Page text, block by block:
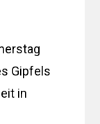
Gipfels
in